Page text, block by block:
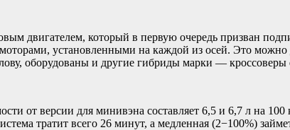
двигателем, который в первую очередь призван
установленными на каждой из осей. Это можно
оборудованы и другие гибриды марки — кроссоверы
от версии для минивэна составляет 6,5 и 6,7 л на
тратит всего 26 минут, а медленная (2−100%)